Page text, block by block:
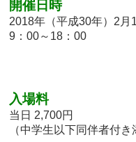
開催日時
2018年（平成30年）2月
9：00～18：00
入場料
当日 2,700円
（中学生以下同伴者付